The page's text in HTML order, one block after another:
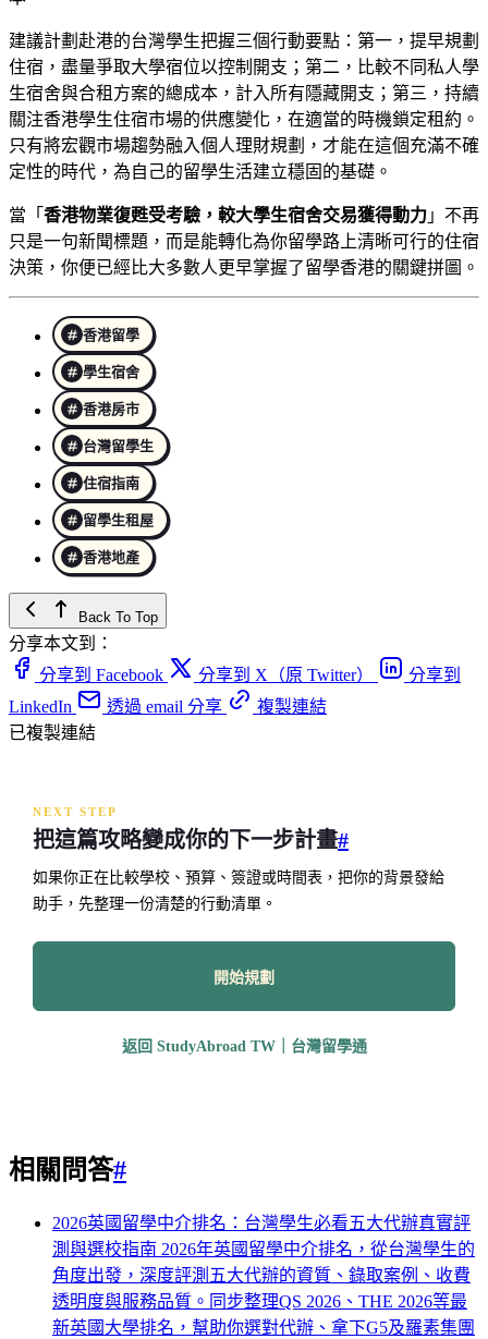
建議計劃赴港的台灣學生把握三個行動要點：第一，提早規劃
住宿，盡量爭取大學宿位以控制開支；第二，比較不同私人學
生宿舍與合租方案的總成本，計入所有隱藏開支；第三，持續
關注香港學生住宿市場的供應變化，在適當的時機鎖定租約。
只有將宏觀市場趨勢融入個人理財規劃，才能在這個充滿不確
定性的時代，為自己的留學生活建立穩固的基礎。
當「 香港物業復甦受考驗，較大學生宿舍交易獲得動力 」不再
只是一句新聞標題，而是能轉化為你留學路上清晰可行的住宿
決策，你便已經比大多數人更早掌握了留學香港的關鍵拼圖。
香港留學
學生宿舍
香港房市
台灣留學生
住宿指南
留學生租屋
香港地產
Back To Top
分享本文到：
分享到 Facebook
分享到 X（原 Twitter）
分享到
LinkedIn
透過 email 分享
複製連結
已複製連結
NEXT STEP
把這篇攻略變成你的下一步計畫#
如果你正在比較學校、預算、簽證或時間表，把你的背景發給
助手，先整理一份清楚的行動清單。
開始規劃
返回 StudyAbroad TW｜台灣留學通
相關問答#
2026英國留學中介排名：台灣學生必看五大代辦真實評
測與選校指南 2026年英國留學中介排名，從台灣學生的
角度出發，深度評測五大代辦的資質、錄取案例、收費
透明度與服務品質。同步整理QS 2026、THE 2026等最
新英國大學排名，幫助你選對代辦、拿下G5及羅素集團